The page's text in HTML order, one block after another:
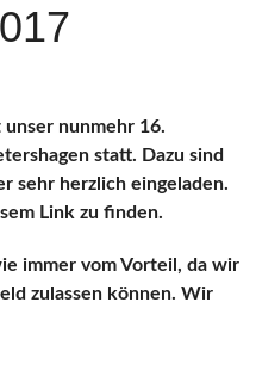
nunmehr 16.
statt. Dazu sind
sehr herzlich eingeladen.
Link zu finden.
immer vom Vorteil, da wir
zulassen können. Wir